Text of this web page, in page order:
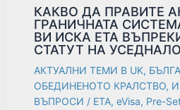
КАКВО ДА ПРАВИТЕ
ГРАНИЧНАТА
ВИ ИСКА ETA
СТАТУТ НА
АКТУАЛНИ ТЕМИ В UK,
ОБЕДИНЕНОТО КРАЛСТВО,
ВЪПРОСИ / ETA,eVisa, Pre-